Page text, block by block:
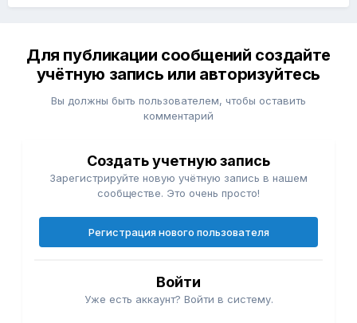
Для публикации сообщений создайте
учётную запись или авторизуйтесь
Вы должны быть пользователем, чтобы оставить
комментарий
Создать учетную запись
Зарегистрируйте новую учётную запись в нашем
сообществе. Это очень просто!
Регистрация нового пользователя
Войти
Уже есть аккаунт? Войти в систему.